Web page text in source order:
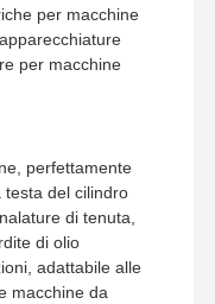
per macchine
per macchine
perfettamente
del cilindro
di tenuta,
di olio
adattabile alle
macchine da